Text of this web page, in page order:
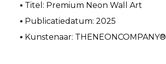
▪ Titel: Premium Neon Wall Art
▪ Publicatiedatum: 2025
▪ Kunstenaar: THENEONCOMPANY®